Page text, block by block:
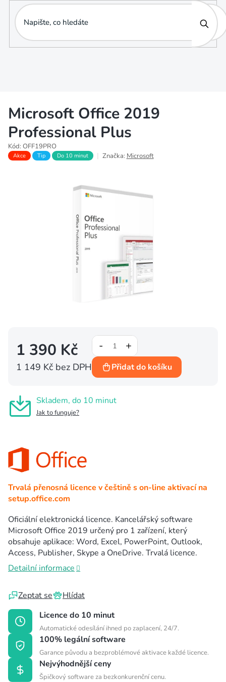
obsah
Microsoft Office 2019
Professional Plus
Kód: OFF19PRO
Akce Tip Do 10 minut Značka: Microsoft
Skladem, do 10 minut
Jak to funguje?
Trvalá přenosná licence v češtině s on-line aktivací na
setup.office.com
Oficiální elektronická licence. Kancelářský software
Microsoft Office 2019 určený pro 1 zařízení, který
obsahuje aplikace: Word, Excel, PowerPoint, Outlook,
Access, Publisher, Skype a OneDrive. Trvalá licence.
Detailní informace
Zeptat se Hlídat
1 390 Kč
1 149 Kč bez DPH Přidat do košíku
Licence do 10 minut
Automatické odesílání ihned po zaplacení, 24/7.
100% legální software
Garance původu a bezproblémové aktivace každé licence.
Nejvýhodnější ceny
Špičkový software za bezkonkurenční cenu.